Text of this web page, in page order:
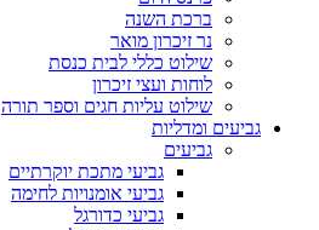
ברכת השנה
נר זיכרון מואר
שילוט כללי לבית כנסת
לוחות ועצי זיכרון
שילוט עליות חגים וספר תורה
גביעים ומדליות
גביעים
גביעי מתכת יוקרתיים
גביעי אומנויות לחימה
גביעי כדורגל